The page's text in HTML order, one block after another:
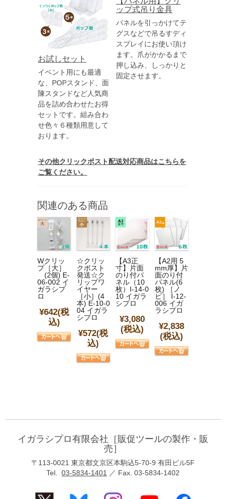
お試しセット
イベント用にも最適
な、POPスタンド、面
陳スタンドなど人気商
品を詰め合わせたお得
セットです。組み合わ
せ色々６種類用意して
おります。
ップ式吊り金具
パネルを引っかけてテ
グスなどで吊るすディ
スプレイにお使い頂け
ます。爪がかかるまで
押し込み、しっかりと
固定させます。
その他クリックポスト配送対応商品はこちらを
ご覧ください。
関連のある商品
Wクリッ
プ［大］
(2個) E-
06-002 イ
ガラシプ
ロ
¥642(税
込)
☆クリッ
クポスト
発送☆ク
リップワ
イヤー
［小］(4
本) E-10-0
04 イガラ
シプロ
¥572(税
込)
【A3正
寸】片面
のり付パ
ネル（10
枚）I-14-0
10 イガラ
シプロ
¥3,080
(税込)
【A2用 5
mm厚】片
面のり付
パネル(6
枚) ［ノ
ビ］ I-12-
006 イガ
ラシプロ
¥2,838
(税込)
イガラシプロ有限会社［販促ツールの製作・販
売］
〒113-0021 東京都文京区本駒込5-70-9 有田ビル5F
Tel. 03-5834-1401 ／ Fax. 03-5834-1402